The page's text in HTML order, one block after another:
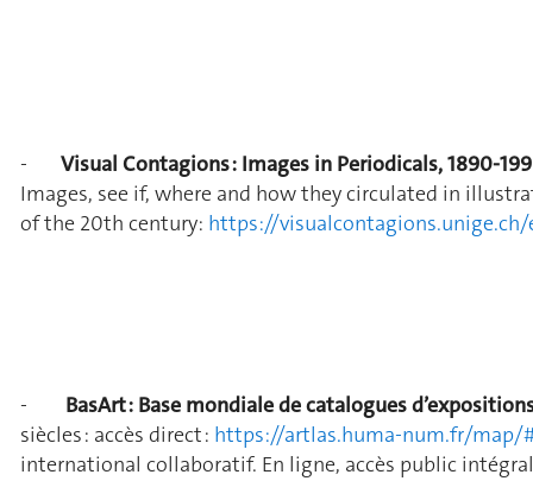
- Visual Contagions : Images in Periodicals, 1890-
Images, see if, where and how they circulated in
of the 20th century: https://
- BasArt : Base mondiale de catalogues
siècles : accès direct : https://artlas.huma-num.fr/map/
international collaboratif. En ligne, accès public